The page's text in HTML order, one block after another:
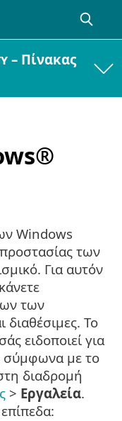
– Πίνακας
Windows
προστασίας των
Για αυτόν
των
διαθέσιμες. Το
ειδοποιεί για
σύμφωνα με το
διαδρομή
> Εργαλεία.